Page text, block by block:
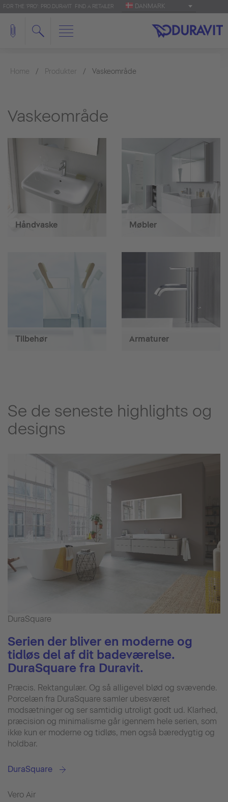
FOR THE 'PRO': PRO.DURAVIT FIND A RETAILER DANMARK
Home Produkter Vaskeområde
Vaskeområde
Håndvaske Møbler
Tilbehør Armaturer
Se de seneste highlights og
designs
DuraSquare
Serien der bliver en moderne og
tidløs del af dit badeværelse.
DuraSquare fra Duravit.
Præcis. Rektangulær. Og så alligevel blød og svævende.
Porcelæn fra DuraSquare samler ubesværet
modsætninger og ser samtidig utroligt godt ud. Klarhed,
præcision og minimalisme går igennem hele serien, som
ikke kun er moderne og tidløs, men også bæredygtig og
holdbar.
DuraSquare
Vero Air